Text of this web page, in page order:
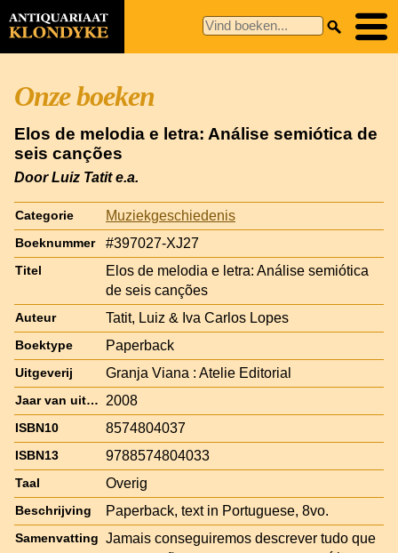
Onze boeken
Elos de melodia e letra: Análise semiótica de
seis canções
Door Luiz Tatit e.a.
Categorie Muziekgeschiedenis
Boeknummer #397027-XJ27
Titel
Elos de melodia e letra: Análise semiótica
de seis canções
Auteur Tatit, Luiz & Iva Carlos Lopes
Boektype Paperback
Uitgeverij Granja Viana : Atelie Editorial
Jaar van uitgave 2008
ISBN10 8574804037
ISBN13 9788574804033
Taal Overig
Beschrijving Paperback, text in Portuguese, 8vo.
Samenvatting Jamais conseguiremos descrever tudo que